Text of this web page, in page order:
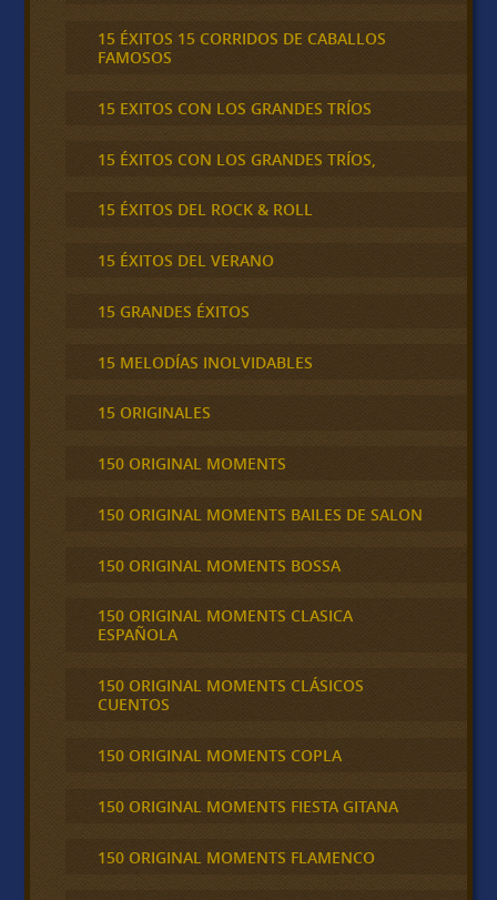
15 ÉXITOS 15 CORRIDOS DE CABALLOS
FAMOSOS
15 EXITOS CON LOS GRANDES TRÍOS
15 ÉXITOS CON LOS GRANDES TRÍOS,
15 ÉXITOS DEL ROCK & ROLL
15 ÉXITOS DEL VERANO
15 GRANDES ÉXITOS
15 MELODÍAS INOLVIDABLES
15 ORIGINALES
150 ORIGINAL MOMENTS
150 ORIGINAL MOMENTS BAILES DE SALON
150 ORIGINAL MOMENTS BOSSA
150 ORIGINAL MOMENTS CLASICA
ESPAÑOLA
150 ORIGINAL MOMENTS CLÁSICOS
CUENTOS
150 ORIGINAL MOMENTS COPLA
150 ORIGINAL MOMENTS FIESTA GITANA
150 ORIGINAL MOMENTS FLAMENCO